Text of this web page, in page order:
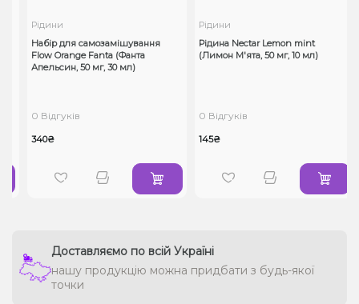
Рідини
Набір для самозамішування
Flow Orange Fanta (Фанта
Апельсин, 50 мг, 30 мл)
0 Відгуків
340₴
Рідини
Рідина Nectar Lemon mint
(Лимон М'ята, 50 мг, 10 мл)
0 Відгуків
145₴
Доставляємо по всій Україні
нашу продукцію можна придбати з будь-якої
точки